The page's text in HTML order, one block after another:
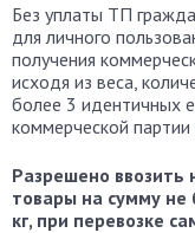
Без уплаты ТП
для личного
получения
исходя из веса,
более 3 идентичных
коммерческой
Разрешено
товары на сумму не
кг, при перевозке